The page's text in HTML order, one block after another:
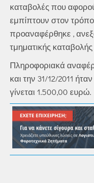
καταβολές που
εμπίπτουν στον
προαναφέρθηκε ,
τμηματικής
Πληροφοριακά
και την 31/12/2011
γίνεται 1.500,00 ευρώ.